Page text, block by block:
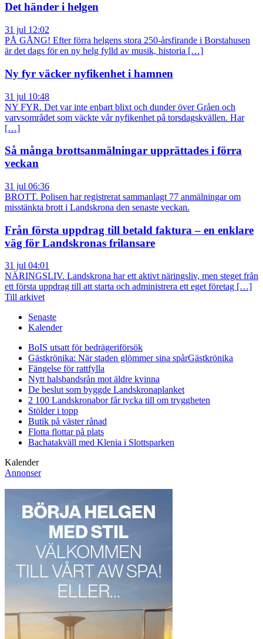
Det händer i helgen
31 jul 12:02
PÅ GÅNG! Efter förra helgens stora 250-årsfirande i Borstahusen
är det dags för en ny helg fylld av musik, historia […]
Ny fyr väcker nyfikenhet i hamnen
31 jul 10:48
NY FYR. Det var inte enbart blixt och dunder över Gråen och
varvsområdet som väckte vår nyfikenhet på torsdagskvällen. Har
[…]
Så många brottsanmälningar upprättades i förra
veckan
31 jul 06:36
BROTT. Polisen har registrerat sammanlagt 77 anmälningar om
misstänkta brott i Landskrona den senaste veckan.
Från första uppdrag till betald faktura – en enklare
väg för Landskronas frilansare
31 jul 04:01
NÄRINGSLIV. Landskrona har ett aktivt näringsliv, men steget från
ett första uppdrag till att starta och administrera ett eget företag […]
Till arkivet
Senaste
Kalender
BoIS utsatt för bedrägeriförsök
Gästkrönika: När staden glömmer sina spårGästkrönika
Fängelse för rattfylla
Nytt halsbandsrån mot äldre kvinna
De beslut som byggde Landskronaplanket
2 100 Landskronabor får tycka till om tryggheten
Stölder i topp
Butik på väster rånad
Flotta flottar på plats
Bachatakväll med Klenia i Slottsparken
Kalender
Annonser